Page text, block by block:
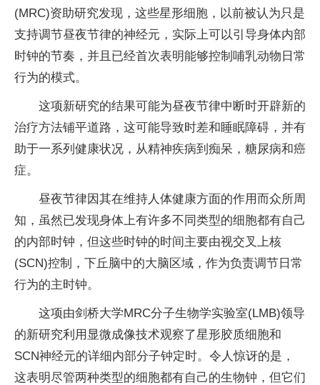
(MRC)资助研究发现，这些星形细胞，以前被认为只是
支持调节昼夜节律的神经元，实际上可以引导身体内部
时钟的节奏，并且已经首次表明能够控制哺乳动物日常
行为的模式。
这项新研究的结果可能为昼夜节律中断时开辟新的
治疗方法铺平道路，这可能导致时差和睡眠障碍，并有
助于一系列健康状况，从精神疾病到痴呆，糖尿病和癌
症。
昼夜节律因其在维持人体健康方面的作用而众所周
知，虽然已发现身体上有许多不同类型的细胞都有自己
的内部时钟，但这些时钟的时间主要由视交叉上核
(SCN)控制，下丘脑中的大脑区域，作为负责调节日常
行为的主时钟。
这项由剑桥大学MRC分子生物学实验室(LMB)领导
的新研究利用显微成像技术观察了星形胶质细胞和
SCN神经元的详细内部分子钟定时。令人惊讶的是，
这表明尽管两种类型的细胞都有自己的生物钟，但它们